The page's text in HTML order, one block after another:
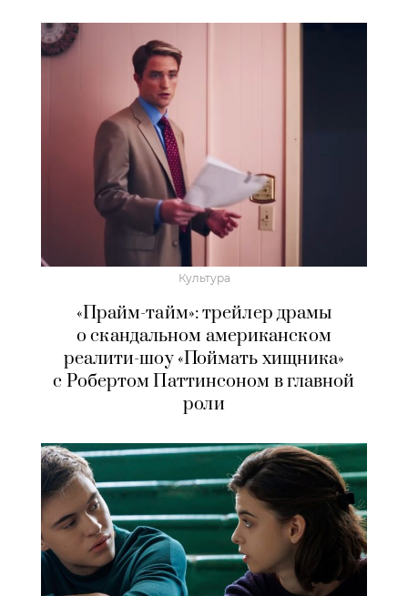
Культура
«Прайм-тайм»: трейлер драмы
о скандальном американском
реалити-шоу «Поймать хищника»
с Робертом Паттинсоном в главной
роли